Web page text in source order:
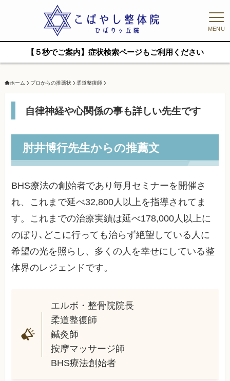
MENU
【５秒でご案内】症状検索ページもご利用ください
ホーム プロからの推薦状 柔道整復師
自律神経や心関係の事も詳しい先生です
肘井博行先生からの推薦文
BHS療法の創始者であり毎月セミナーを開催さ
れ、これまで延べ32,800人以上を指導されてま
す。これまでの治療実績は延べ178,000人以上に
のぼり､どこに行っても治らず絶望している人に
希望の光を照らし、多くの人を幸せにしている整
体界のレジェンドです。
エルボ・整骨院院長
柔道整復師
鍼灸師
按摩マッサージ師
BHS療法創始者